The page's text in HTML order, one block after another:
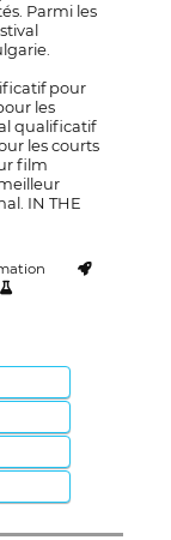
Parmi les
pour
les
qualificatif
les courts
film
IN THE